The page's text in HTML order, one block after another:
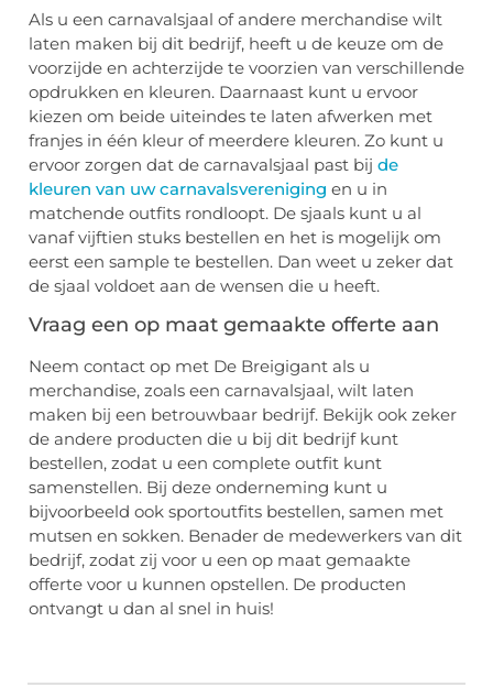
Als u een carnavalsjaal of andere merchandise wilt
laten maken bij dit bedrijf, heeft u de keuze om de
voorzijde en achterzijde te voorzien van verschillende
opdrukken en kleuren. Daarnaast kunt u ervoor
kiezen om beide uiteindes te laten afwerken met
franjes in één kleur of meerdere kleuren. Zo kunt u
ervoor zorgen dat de carnavalsjaal past bij de
kleuren van uw carnavalsvereniging en u in
matchende outfits rondloopt. De sjaals kunt u al
vanaf vijftien stuks bestellen en het is mogelijk om
eerst een sample te bestellen. Dan weet u zeker dat
de sjaal voldoet aan de wensen die u heeft.
Vraag een op maat gemaakte offerte aan
Neem contact op met De Breigigant als u
merchandise, zoals een carnavalsjaal, wilt laten
maken bij een betrouwbaar bedrijf. Bekijk ook zeker
de andere producten die u bij dit bedrijf kunt
bestellen, zodat u een complete outfit kunt
samenstellen. Bij deze onderneming kunt u
bijvoorbeeld ook sportoutfits bestellen, samen met
mutsen en sokken. Benader de medewerkers van dit
bedrijf, zodat zij voor u een op maat gemaakte
offerte voor u kunnen opstellen. De producten
ontvangt u dan al snel in huis!